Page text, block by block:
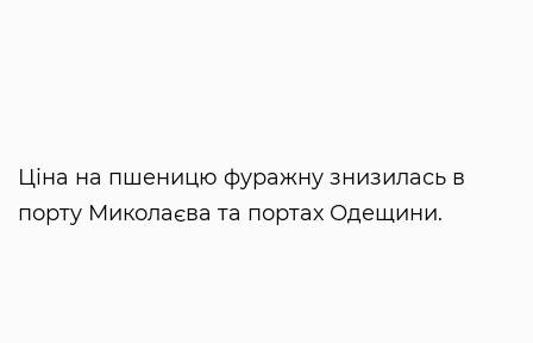
Ціна на пшеницю фуражну знизилась в
порту Миколаєва та портах Одещини.